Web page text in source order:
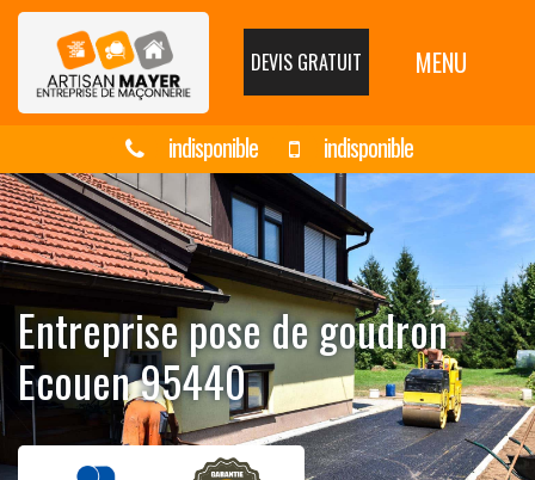
DEVIS GRATUIT MENU
indisponible indisponible
Entreprise pose de goudron
Ecouen 95440